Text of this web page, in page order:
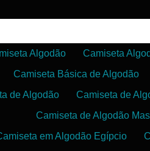
Algodão Camiseta
Camiseta Básica de Algodão
de Algodão
Camiseta de
Camiseta de Algodão
em Algodão Egípcio